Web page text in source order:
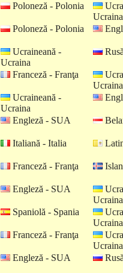
Poloneză - Polonia
Ucraina
Poloneză - Polonia
Ucraineană -
Ucraina
Franceză - Franţa
Ucraina
Ucraineană -
Ucraina
Engleză - SUA
Italiană - Italia
Franceză - Franţa
Engleză - SUA
Ucraina
Spaniolă - Spania
Ucraina
Franceză - Franţa
Ucraina
Engleză - SUA